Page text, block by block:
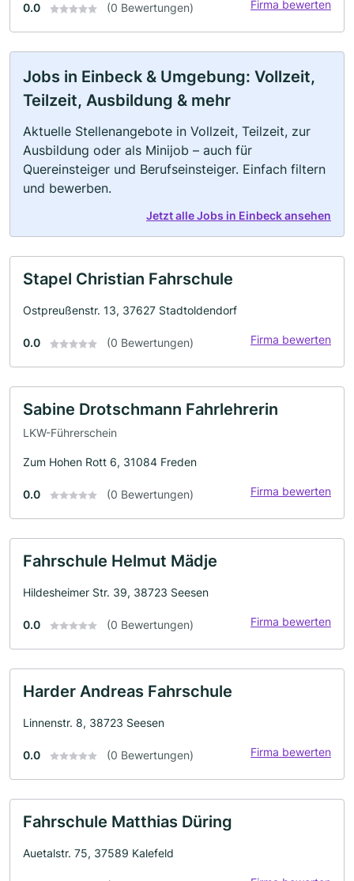
0.0 (0 Bewertungen) Firma bewerten
Jobs in Einbeck & Umgebung: Vollzeit,
Teilzeit, Ausbildung & mehr
Aktuelle Stellenangebote in Vollzeit, Teilzeit, zur
Ausbildung oder als Minijob – auch für
Quereinsteiger und Berufseinsteiger. Einfach filtern
und bewerben.
Jetzt alle Jobs in Einbeck ansehen
Stapel Christian Fahrschule
Ostpreußenstr. 13, 37627 Stadtoldendorf
0.0 (0 Bewertungen) Firma bewerten
Sabine Drotschmann Fahrlehrerin
LKW-Führerschein
Zum Hohen Rott 6, 31084 Freden
0.0 (0 Bewertungen) Firma bewerten
Fahrschule Helmut Mädje
Hildesheimer Str. 39, 38723 Seesen
0.0 (0 Bewertungen) Firma bewerten
Harder Andreas Fahrschule
Linnenstr. 8, 38723 Seesen
0.0 (0 Bewertungen) Firma bewerten
Fahrschule Matthias Düring
Auetalstr. 75, 37589 Kalefeld